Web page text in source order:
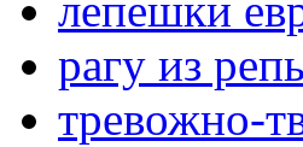
лепешки
рагу из
тревожно-